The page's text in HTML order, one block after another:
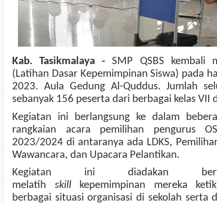
Kab. Tasikmalaya - SMP QSBS kembali
(Latihan Dasar Kepemimpinan Siswa) pada
2023. Aula Gedung Al-Quddus. Jumlah
sebanyak 156 peserta dari berbagai kelas VII
Kegiatan ini berlangsung ke dalam
rangkaian acara pemilihan pengurus
2023/2024 di antaranya ada LDKS,
Wawancara, dan Upacara Pelantikan.
Kegiatan ini diadakan
melatih skillkepemimpinan mereka
berbagai situasi organisasi di sekolah serta